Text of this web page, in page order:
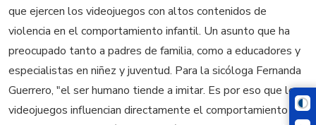
que ejercen los videojuegos con altos contenidos de
violencia en el comportamiento infantil. Un asunto que ha
preocupado tanto a padres de familia, como a educadores y
especialistas en niñez y juventud. Para la sicóloga Fernanda
Guerrero, "el ser humano tiende a imitar. Es por eso que los
videojuegos influencian directamente el comportamiento y